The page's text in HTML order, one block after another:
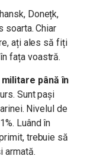
Donețk,
soarta. Chiar
ați ales să fiți
fața voastră.
până în
Sunt pași
Nivelul de
Luând în
trebuie să
armată.